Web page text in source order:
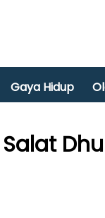
Gaya Hidup